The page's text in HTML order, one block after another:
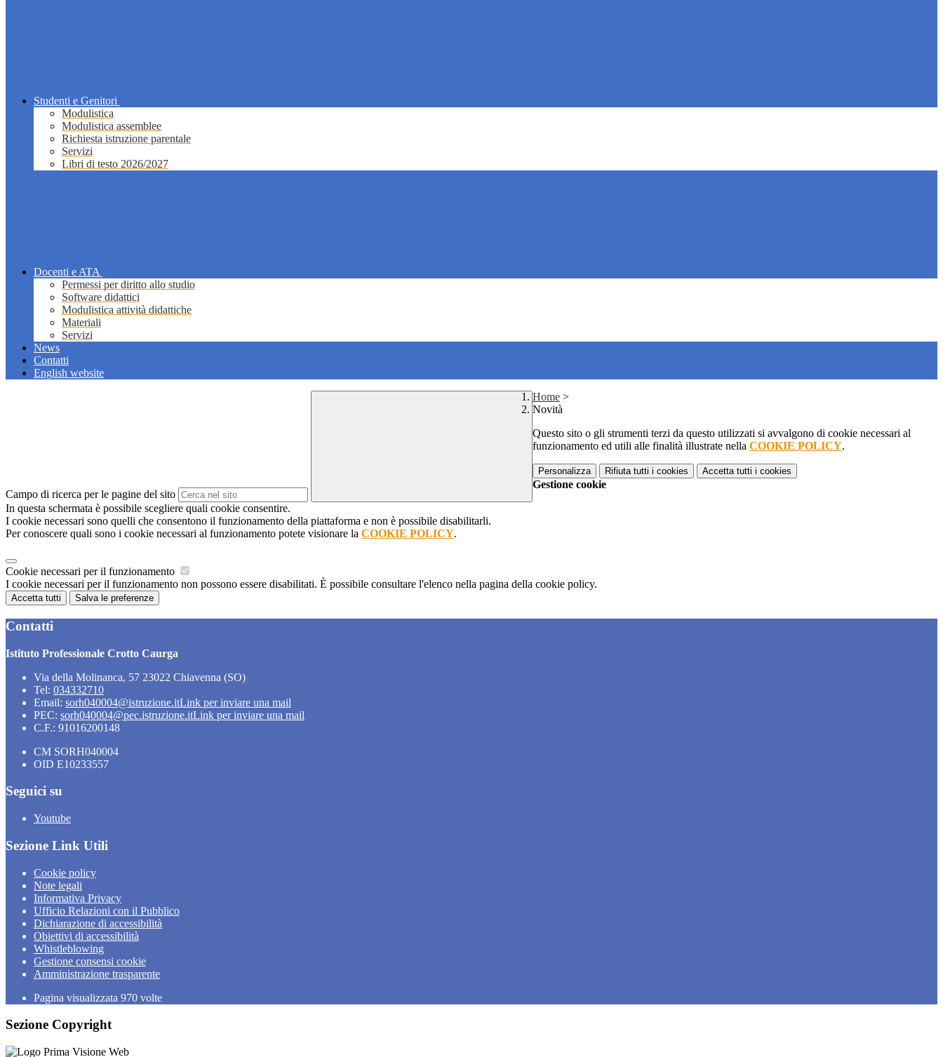
Studenti e Genitori
Modulistica
Modulistica assemblee
Richiesta istruzione parentale
Servizi
Libri di testo 2026/2027
Docenti e ATA
Permessi per diritto allo studio
Software didattici
Modulistica attività didattiche
Materiali
Servizi
News
Contatti
English website
Campo di ricerca per le pagine del sito
Home >
Novità
Questo sito o gli strumenti terzi da questo utilizzati si avvalgono di cookie necessari al
funzionamento ed utili alle finalità illustrate nella COOKIE POLICY.
Personalizza Rifiuta tutti i cookies Accetta tutti i cookies
Gestione cookie
In questa schermata è possibile scegliere quali cookie consentire.
I cookie necessari sono quelli che consentono il funzionamento della piattaforma e non è possibile disabilitarli.
Per conoscere quali sono i cookie necessari al funzionamento potete visionare la COOKIE POLICY.
Cookie necessari per il funzionamento
I cookie necessari per il funzionamento non possono essere disabilitati. È possibile consultare l'elenco nella pagina della cookie policy.
Accetta tutti Salva le preferenze
Contatti
Istituto Professionale Crotto Caurga
Via della Molinanca, 57 23022 Chiavenna (SO)
Tel: 034332710
Email: sorh040004@istruzione.itLink per inviare una mail
PEC: sorh040004@pec.istruzione.itLink per inviare una mail
C.F.: 91016200148
CM SORH040004
OID E10233557
Seguici su
Youtube
Sezione Link Utili
Cookie policy
Note legali
Informativa Privacy
Ufficio Relazioni con il Pubblico
Dichiarazione di accessibilità
Obiettivi di accessibilità
Whistleblowing
Gestione consensi cookie
Amministrazione trasparente
Pagina visualizzata 970 volte
Sezione Copyright